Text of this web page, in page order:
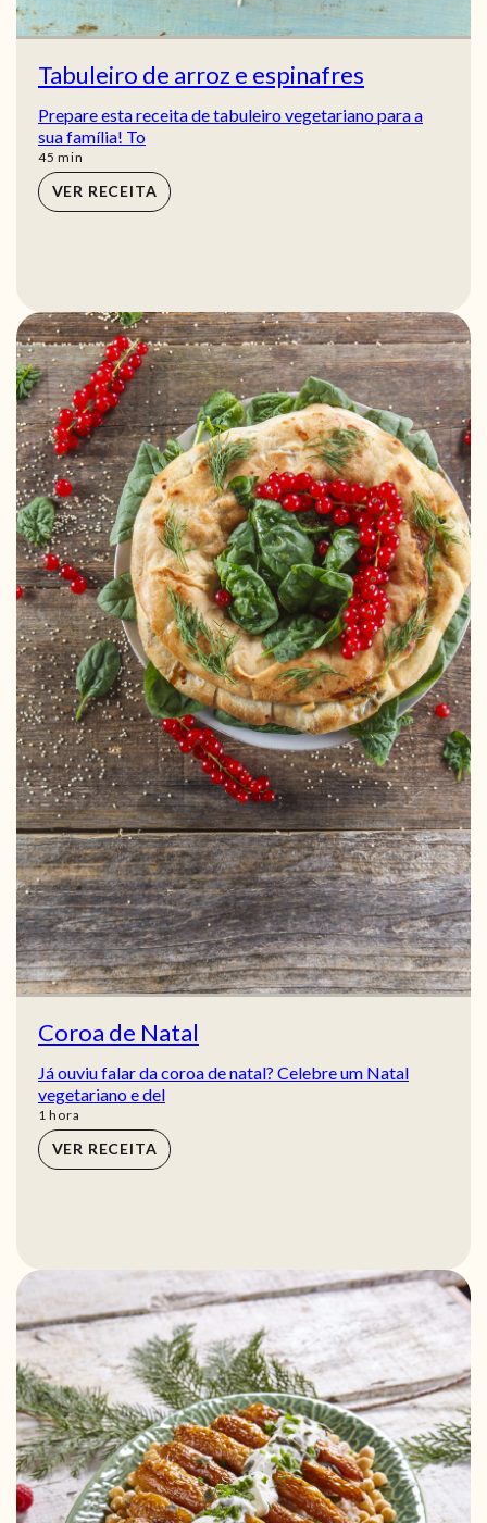
Tabuleiro de arroz e espinafres
Prepare esta receita de tabuleiro vegetariano para a
sua família! To
45 min
min
VER RECEITA
Coroa de Natal
Já ouviu falar da coroa de natal? Celebre um Natal
vegetariano e del
1 hora
hora
VER RECEITA